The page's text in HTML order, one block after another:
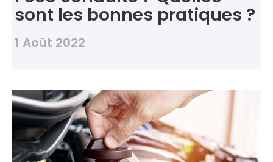
sont les bonnes pratiques ?
1 Août 2022